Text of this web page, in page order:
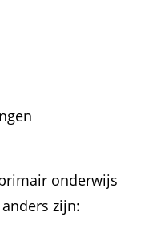
onderwijs
zijn: